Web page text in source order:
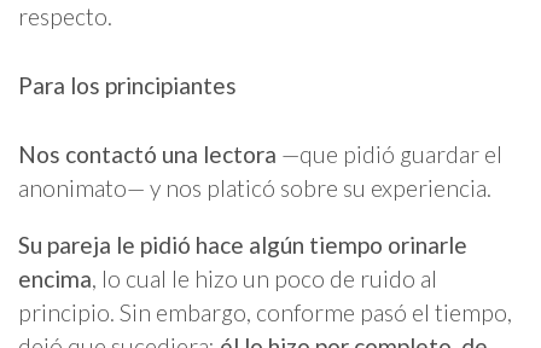
respecto.
Para los principiantes
Nos contactó una lectora —que pidió guardar el
anonimato— y nos platicó sobre su experiencia.
Su pareja le pidió hace algún tiempo orinarle
encima, lo cual le hizo un poco de ruido al
principio. Sin embargo, conforme pasó el tiempo,